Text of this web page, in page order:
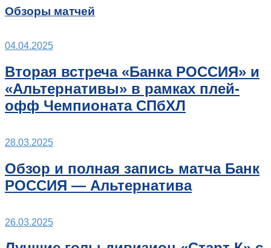
Обзоры матчей
04.04.2025
Вторая встреча «Банка РОССИЯ» и
«Альтернативы» в рамках плей-
офф Чемпионата СПбХЛ
28.03.2025
Обзор и полная запись матча Банк
РОССИЯ — Альтернатива
26.03.2025